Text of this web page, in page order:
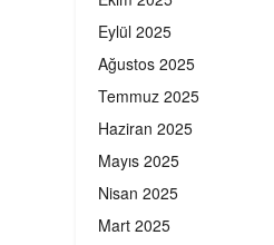
Eylül 2025
Ağustos 2025
Temmuz 2025
Haziran 2025
Mayıs 2025
Nisan 2025
Mart 2025